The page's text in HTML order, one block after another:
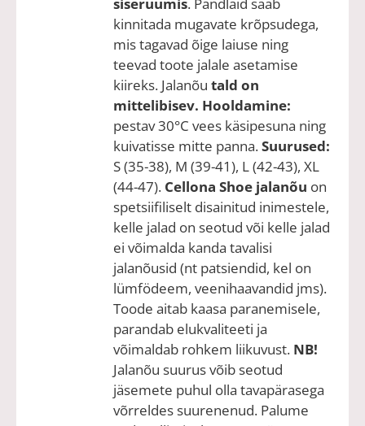
kinnitada mugavate krõpsudega,
mis tagavad õige laiuse ning
teevad toote jalale asetamise
kiireks. Jalanõu tald on
mittelibisev. Hooldamine:
pestav 30°C vees käsipesuna ning
kuivatisse mitte panna.Suurused:
S (35-38), M (39-41), L (42-43), XL
(44-47). Cellona Shoe jalanõu on
spetsiifiliselt disainitud inimestele,
kelle jalad on seotud või kelle jalad
ei võimalda kanda tavalisi
jalanõusid (nt patsiendid, kel on
lümfödeem, veenihaavandid jms).
Toode aitab kaasa paranemisele,
parandab elukvaliteeti ja
võimaldab rohkem liikuvust. NB!
Jalanõu suurus võib seotud
jäsemete puhul olla tavapärasega
võrreldes suurenenud. Palume